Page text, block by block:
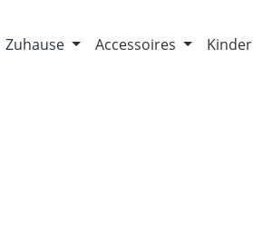
Zuhause Accessoires Kinder